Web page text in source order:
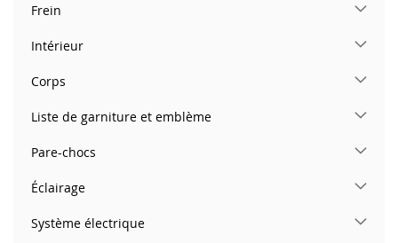
Frein
Intérieur
Corps
Liste de garniture et emblème
Pare-chocs
Éclairage
Système électrique